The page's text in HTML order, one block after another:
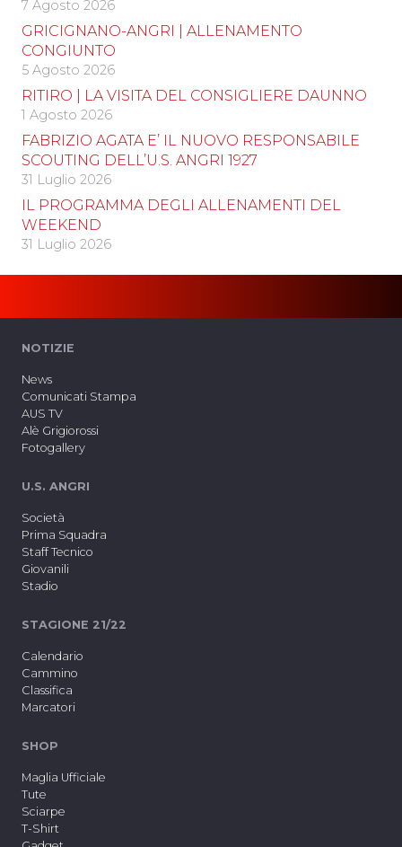
7 Agosto 2026
GRICIGNANO-ANGRI | ALLENAMENTO
CONGIUNTO
5 Agosto 2026
RITIRO | LA VISITA DEL CONSIGLIERE DAUNNO
1 Agosto 2026
FABRIZIO AGATA E’ IL NUOVO RESPONSABILE
SCOUTING DELL’U.S. ANGRI 1927
31 Luglio 2026
IL PROGRAMMA DEGLI ALLENAMENTI DEL
WEEKEND
31 Luglio 2026
NOTIZIE
News
Comunicati Stampa
AUS TV
Alè Grigiorossi
Fotogallery
U.S. ANGRI
Società
Prima Squadra
Staff Tecnico
Giovanili
Stadio
STAGIONE 21/22
Calendario
Cammino
Classifica
Marcatori
SHOP
Maglia Ufficiale
Tute
Sciarpe
T-Shirt